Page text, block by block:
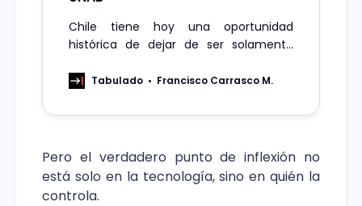
Chile tiene hoy una oportunidad
histórica de dejar de ser solamente
comenzar a posicionarse como
para Latinoamérica. El desafío es no
Tabulado Francisco Carrasco M.
Pero el verdadero punto de inflexión no
está solo en la tecnología, sino en quién la
controla.